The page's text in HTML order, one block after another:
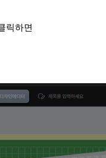
릭하면